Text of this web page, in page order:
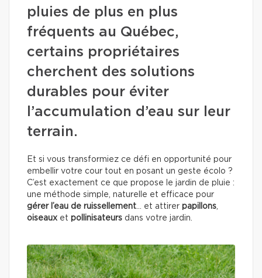
pluies de plus en plus
fréquents au Québec,
certains propriétaires
cherchent des solutions
durables pour éviter
l’accumulation d’eau sur leur
terrain.
Et si vous transformiez ce défi en opportunité pour
embellir votre cour tout en posant un geste écolo ?
C’est exactement ce que propose le jardin de pluie :
une méthode simple, naturelle et efficace pour
gérer l’eau de ruissellement… et attirer papillons,
oiseaux et pollinisateurs dans votre jardin.